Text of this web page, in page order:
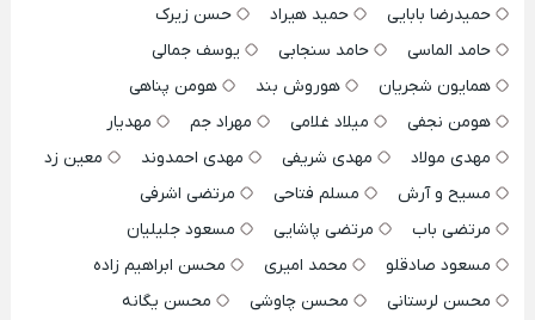
حمیدرضا بابایی
حمید هیراد
حسن زیرک
حامد الماسی
حامد سنجابی
یوسف جمالی
همایون شجریان
هوروش بند
هومن پناهی
هومن نجفی
میلاد غلامی مهراد جم
مهدیار
مهدی مولاد
مهدی شریفی مهدی احمدوند
معین زد
مسیح و آرش
مسلم فتاحی
مرتضی اشرفی
مرتضی باب
مرتضی پاشایی
مسعود جلیلیان
مسعود صادقلو
محمد امیری
محسن ابراهیم زاده
محسن لرستانی
محسن چاوشی
محسن یگانه